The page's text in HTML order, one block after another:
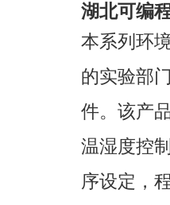
湖北可编
本系列环
的实验部
件。该产
温湿度控
序设定，